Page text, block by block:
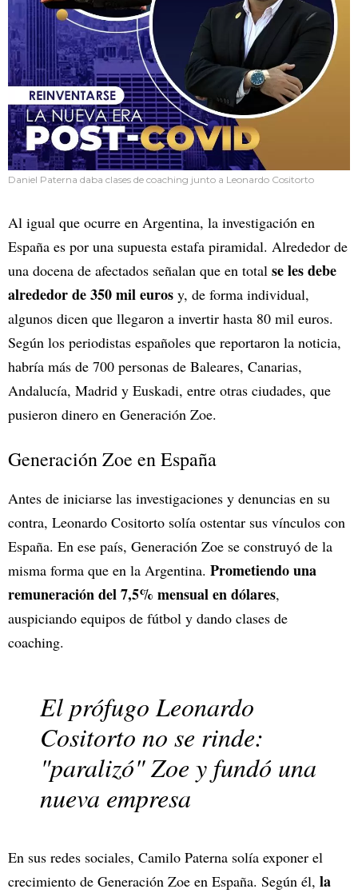
Daniel Paterna daba clases de coaching junto a Leonardo Cositorto
Al igual que ocurre en Argentina, la investigación en
España es por una supuesta estafa piramidal. Alrededor de
una docena de afectados señalan que en total se les debe
alrededor de 350 mil euros y, de forma individual,
algunos dicen que llegaron a invertir hasta 80 mil euros.
Según los periodistas españoles que reportaron la noticia,
habría más de 700 personas de Baleares, Canarias,
Andalucía, Madrid y Euskadi, entre otras ciudades, que
pusieron dinero en Generación Zoe.
Generación Zoe en España
Antes de iniciarse las investigaciones y denuncias en su
contra, Leonardo Cositorto solía ostentar sus vínculos con
España. En ese país, Generación Zoe se construyó de la
misma forma que en la Argentina. Prometiendo una
remuneración del 7,5% mensual en dólares,
auspiciando equipos de fútbol y dando clases de
coaching.
El prófugo Leonardo
Cositorto no se rinde:
"paralizó" Zoe y fundó una
nueva empresa
En sus redes sociales, Camilo Paterna solía exponer el
crecimiento de Generación Zoe en España. Según él, la